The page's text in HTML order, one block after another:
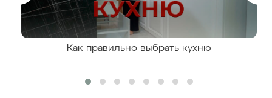
Как правильно выбрать кухню